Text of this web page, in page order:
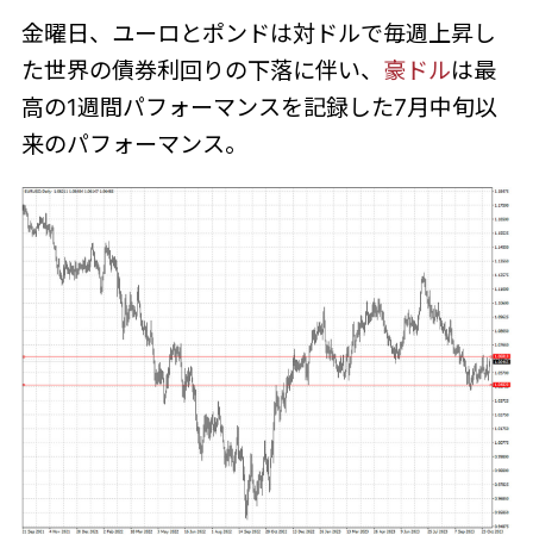
金曜日、ユーロとポンドは対ドルで毎週上昇し
た世界の債券利回りの下落に伴い、 豪ドルは最
高の1週間パフォーマンスを記録した7月中旬以
来のパフォーマンス。